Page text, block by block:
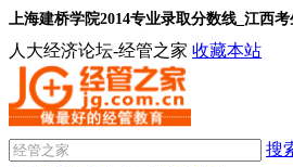
上海建桥学院2014专业录取分数线_江西
人大经济论坛-经管之家 收藏本站
搜